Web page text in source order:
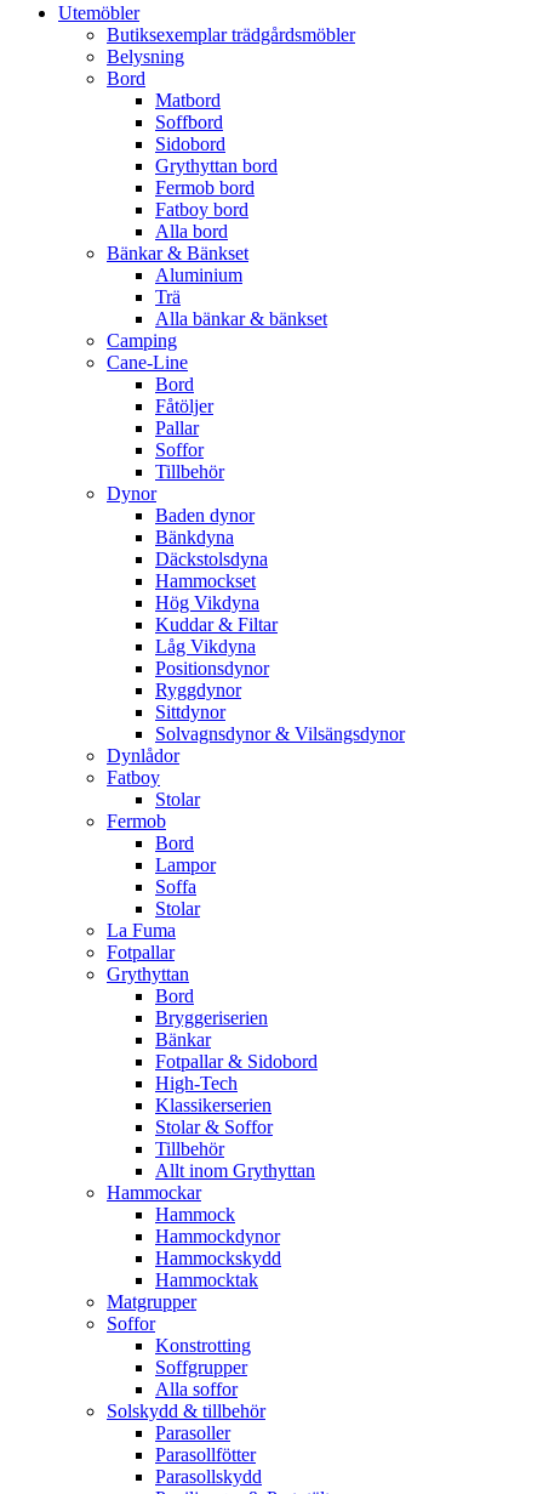
Utemöbler
Butiksexemplar trädgårdsmöbler
Belysning
Bord
Matbord
Soffbord
Sidobord
Grythyttan bord
Fermob bord
Fatboy bord
Alla bord
Bänkar & Bänkset
Aluminium
Trä
Alla bänkar & bänkset
Camping
Cane-Line
Bord
Fåtöljer
Pallar
Soffor
Tillbehör
Dynor
Baden dynor
Bänkdyna
Däckstolsdyna
Hammockset
Hög Vikdyna
Kuddar & Filtar
Låg Vikdyna
Positionsdynor
Ryggdynor
Sittdynor
Solvagnsdynor & Vilsängsdynor
Dynlådor
Fatboy
Stolar
Fermob
Bord
Lampor
Soffa
Stolar
La Fuma
Fotpallar
Grythyttan
Bord
Bryggeriserien
Bänkar
Fotpallar & Sidobord
High-Tech
Klassikerserien
Stolar & Soffor
Tillbehör
Allt inom Grythyttan
Hammockar
Hammock
Hammockdynor
Hammockskydd
Hammocktak
Matgrupper
Soffor
Konstrotting
Soffgrupper
Alla soffor
Solskydd & tillbehör
Parasoller
Parasollfötter
Parasollskydd